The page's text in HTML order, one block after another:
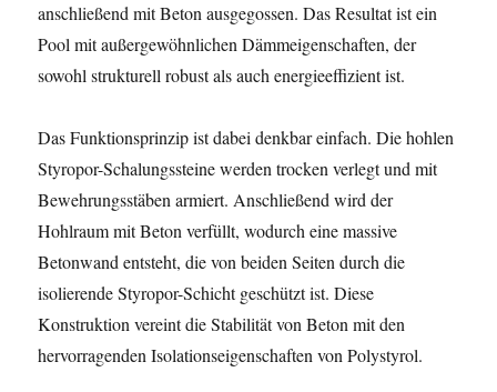
anschließend mit Beton ausgegossen. Das Resultat ist ein
Pool mit außergewöhnlichen Dämmeigenschaften, der
sowohl strukturell robust als auch energieeffizient ist.
Das Funktionsprinzip ist dabei denkbar einfach. Die hohlen
Styropor-Schalungssteine werden trocken verlegt und mit
Bewehrungsstäben armiert. Anschließend wird der
Hohlraum mit Beton verfüllt, wodurch eine massive
Betonwand entsteht, die von beiden Seiten durch die
isolierende Styropor-Schicht geschützt ist. Diese
Konstruktion vereint die Stabilität von Beton mit den
hervorragenden Isolationseigenschaften von Polystyrol.